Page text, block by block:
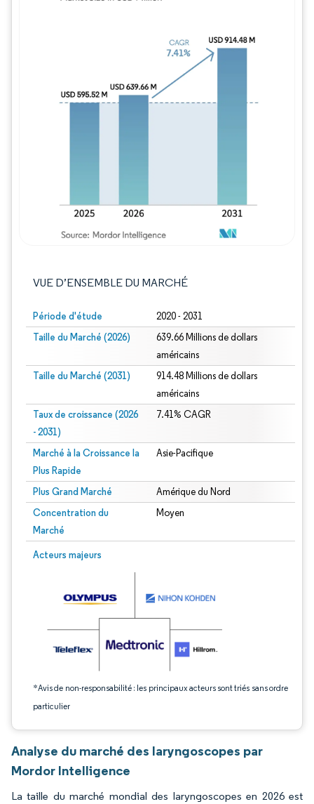
VUE D’ENSEMBLE DU MARCHÉ
Période d'étude 2020 - 2031
Taille du Marché (2026)
639.66 Millions de dollars
américains
Taille du Marché (2031)
914.48 Millions de dollars
américains
Taux de croissance (2026
- 2031)
7.41% CAGR
Marché à la Croissance la
Plus Rapide
Asie-Pacifique
Plus Grand Marché Amérique du Nord
Concentration du
Marché
Moyen
Acteurs majeurs
*Avis de non-responsabilité : les principaux acteurs sont triés sans ordre
particulier
Image © Mordor Intelligence. La réutilisation nécessite une attribution sous CC
Analyse du marché des laryngoscopes par
Mordor Intelligence
La taille du marché mondial des laryngoscopes en 2026 est